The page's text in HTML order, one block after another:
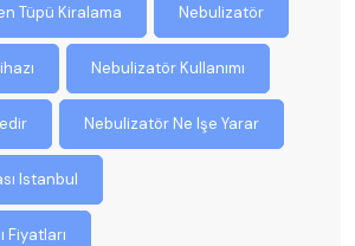
Tüpü Kiralama Nebulizatör
Nebulizatör Kullanımı
Nebulizatör Ne Işe Yarar
Istanbul
Fiyatları